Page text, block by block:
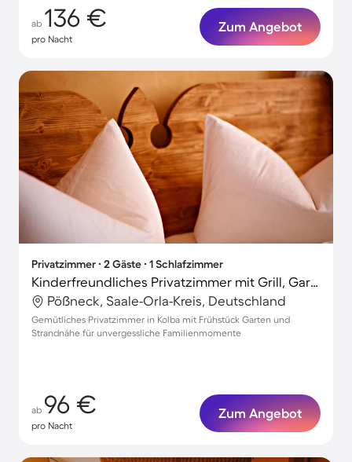
ab 136 €
pro Nacht
Zum Angebot
Privatzimmer ∙ 2 Gäste ∙ 1 Schlafzimmer
Kinderfreundliches Privatzimmer mit Grill, Garten und Terrasse | Panoramablick
Pößneck, Saale-Orla-Kreis, Deutschland
Gemütliches Privatzimmer in Kolba mit Frühstück Garten und
Strandnähe für unvergessliche Familienmomente
ab 96 €
pro Nacht
Zum Angebot